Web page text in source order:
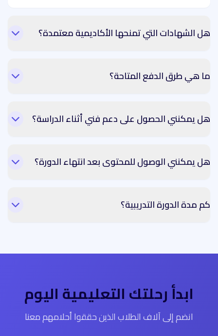
هل الشهادات التي تمنحها الأكاديمية معتمدة؟
ما هي طرق الدفع المتاحة؟
هل يمكنني الحصول على دعم فني أثناء الدراسة؟
هل يمكنني الوصول للمحتوى بعد انتهاء الدورة؟
كم مدة الدورة التدريبية؟
ابدأ رحلتك التعليمية اليوم
انضم إلى آلاف الطلاب الذين حققوا أحلامهم معنا